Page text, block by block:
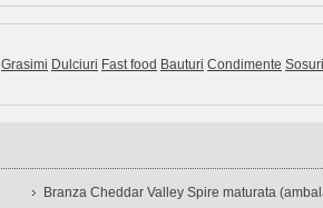
Grasimi Dulciuri Fast food Bauturi Condimente Sosuri
Branza Cheddar Valley Spire maturata